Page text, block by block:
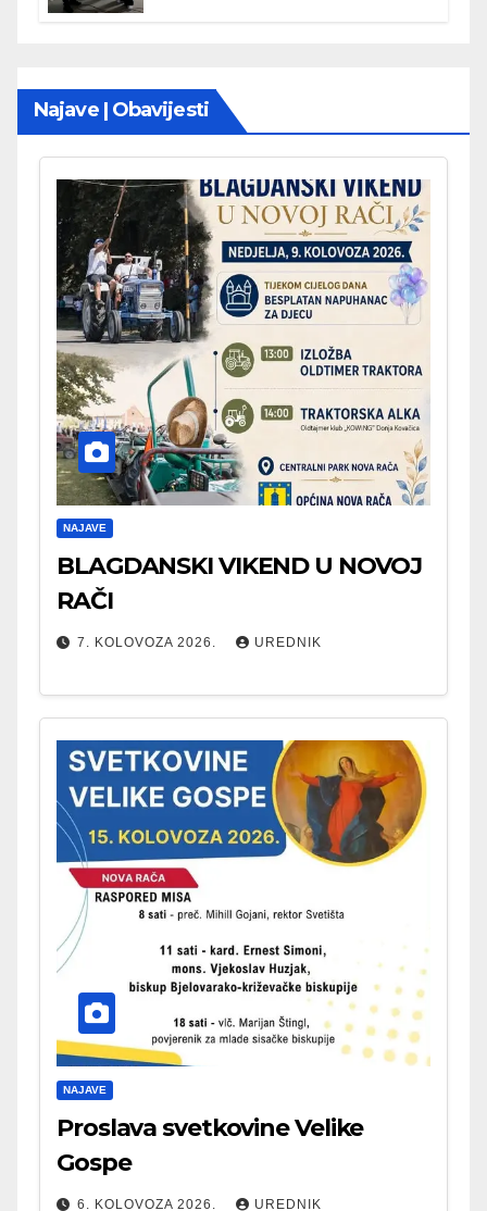
Najave | Obavijesti
NAJAVE
BLAGDANSKI VIKEND U NOVOJ
RAČI
7. KOLOVOZA 2026. UREDNIK
NAJAVE
Proslava svetkovine Velike
Gospe
6. KOLOVOZA 2026. UREDNIK